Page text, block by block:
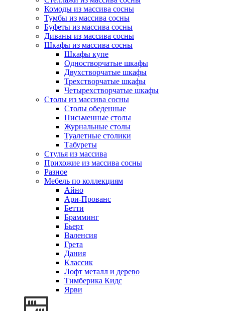
Комоды из массива сосны
Тумбы из массива сосны
Буфеты из массива сосны
Диваны из массива сосны
Шкафы из массива сосны
Шкафы купе
Одностворчатые шкафы
Двухстворчатые шкафы
Трехстворчатые шкафы
Четырехстворчатые шкафы
Столы из массива сосны
Столы обеденные
Письменные столы
Журнальные столы
Туалетные столики
Табуреты
Стулья из массива
Прихожие из массива сосны
Разное
Мебель по коллекциям
Айно
Ари-Прованс
Бетти
Брамминг
Бьерт
Валенсия
Грета
Дания
Классик
Лофт металл и дерево
Тимберика Кидс
Ярви